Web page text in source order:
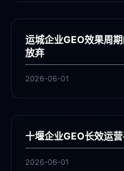
GEO
运城企业GEO效果周
放弃
2026-06-01
GEO
十堰企业GEO长效运
2026-06-01